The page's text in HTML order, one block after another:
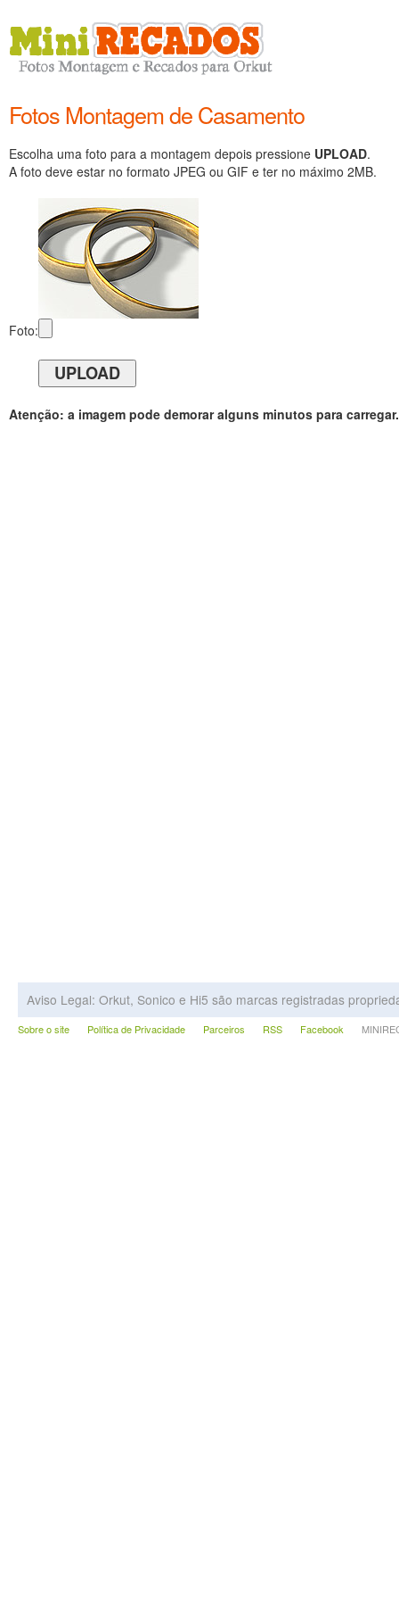
Fotos Montagem de Casamento
Escolha uma foto para a montagem depois pressione UPLOAD.
A foto deve estar no formato JPEG ou GIF e ter no máximo 2MB.
Foto:
Atenção: a imagem pode demorar alguns minutos para carregar.
Aviso Legal: Orkut, Sonico e Hi5 são marcas registradas
Sobre o site Política de Privacidade Parceiros RSS Facebook